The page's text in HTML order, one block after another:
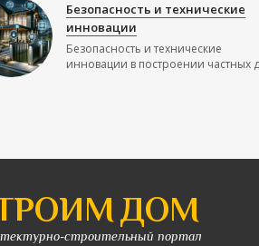
Безопасность и технические
инновации
Безопасность и технические
инновации в построении частных
ДОМ
строительный портал